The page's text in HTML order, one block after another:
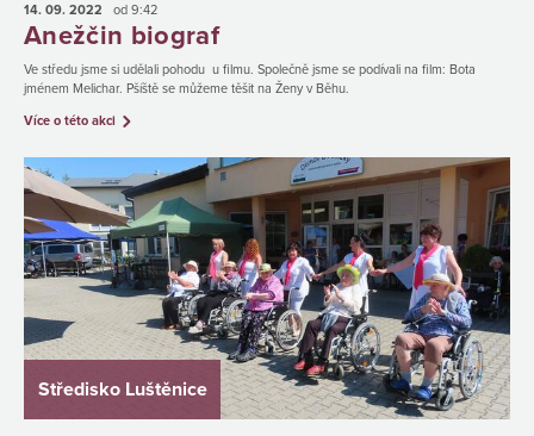
14. 09. 2022 od 9:42
Anežčin biograf
Ve středu jsme si udělali pohodu u filmu. Společně jsme se podívali na film: Bota
jménem Melichar. Pšíště se můžeme těšit na Ženy v Běhu.
Více o této akci
Středisko Luštěnice